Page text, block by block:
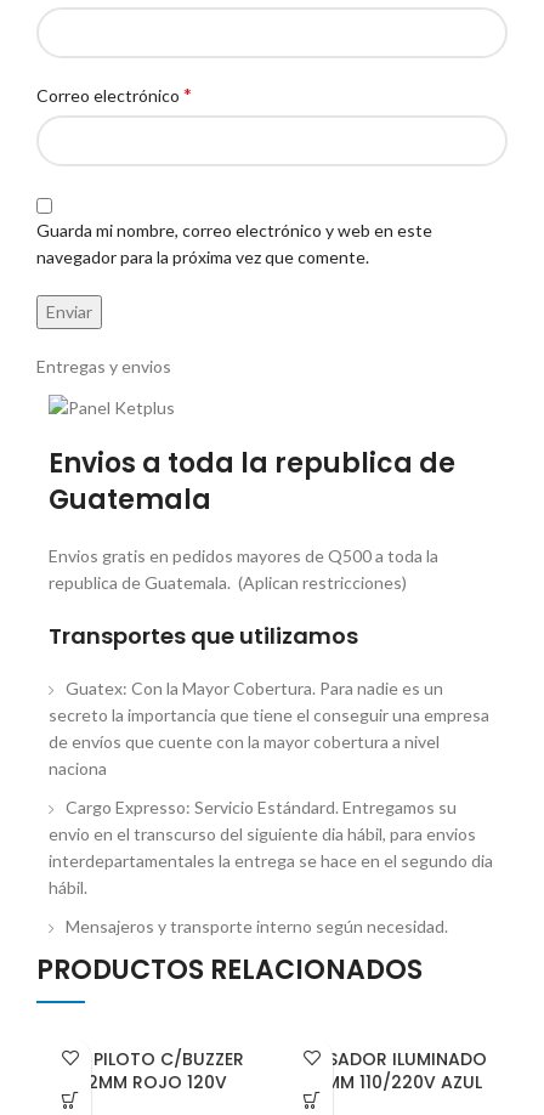
Correo electrónico *
Guarda mi nombre, correo electrónico y web en este
navegador para la próxima vez que comente.
Entregas y envios
Envios a toda la republica de
Guatemala
Envios gratis en pedidos mayores de Q500 a toda la
republica de Guatemala. (Aplican restricciones)
Transportes que utilizamos
Guatex: Con la Mayor Cobertura. Para nadie es un
secreto la importancia que tiene el conseguir una empresa
de envíos que cuente con la mayor cobertura a nivel
naciona
Cargo Expresso: Servicio Estándard. Entregamos su
envio en el transcurso del siguiente dia hábil, para envios
interdepartamentales la entrega se hace en el segundo dia
hábil.
Mensajeros y transporte interno según necesidad.
PRODUCTOS RELACIONADOS
LUZ PILOTO C/BUZZER
22MM ROJO 120V
PULSADOR ILUMINADO
22MM 110/220V AZUL